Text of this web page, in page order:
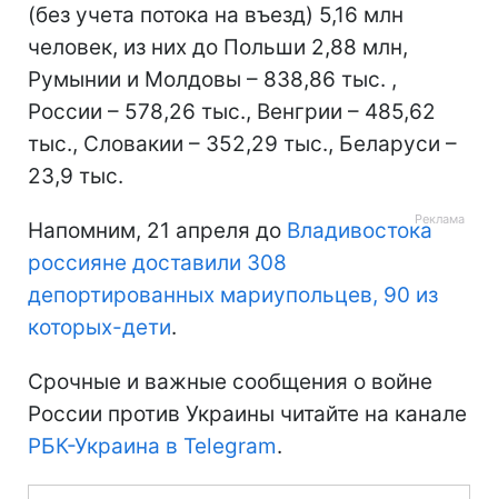
(без учета потока на въезд) 5,16 млн
человек, из них до Польши 2,88 млн,
Румынии и Молдовы – 838,86 тыс. ,
России – 578,26 тыс., Венгрии – 485,62
тыс., Словакии – 352,29 тыс., Беларуси –
23,9 тыс.
Напомним, 21 апреля до Владивостока
россияне доставили 308
депортированных мариупольцев, 90 из
которых-дети.
Срочные и важные сообщения о войне
России против Украины читайте на канале
РБК-Украина в Telegram.